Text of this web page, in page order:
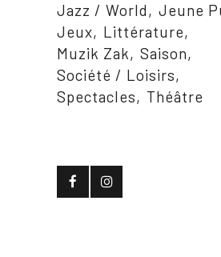
Jazz / World
Jeune
Jeux
Littérature
Muzik Zak
Saison
Société / Loisirs
Spectacles
Théâtre